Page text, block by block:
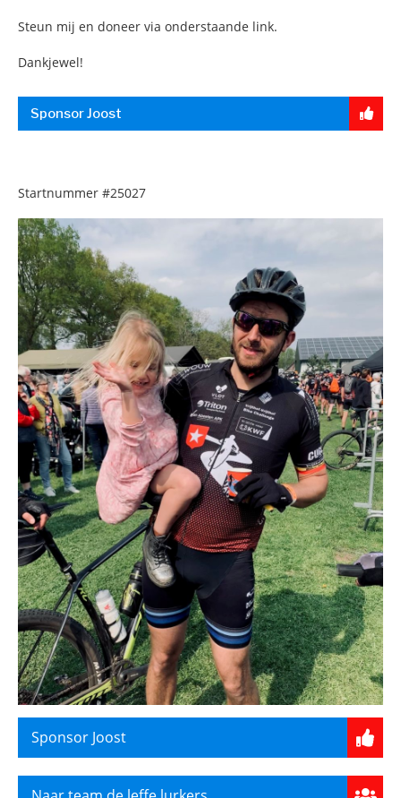
Steun mij en doneer via onderstaande link.
Dankjewel!
Sponsor Joost
Startnummer #25027
Sponsor Joost